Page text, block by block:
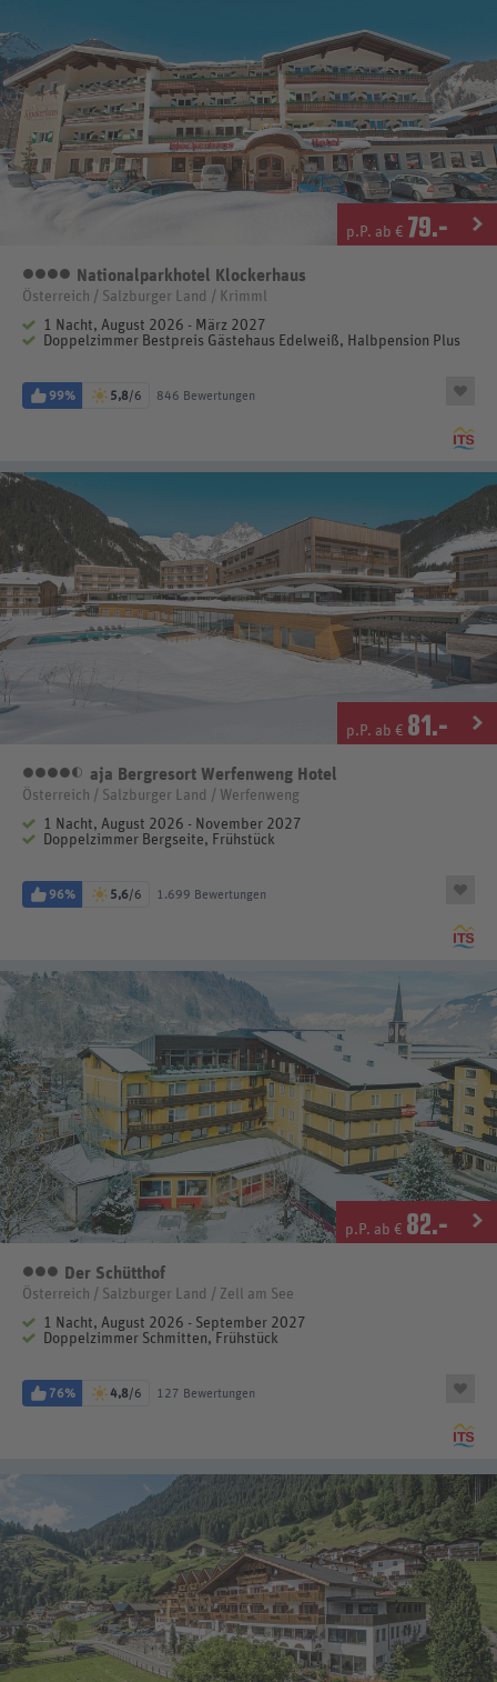
p.P. ab € 79.-
4 Sterne
Nationalparkhotel Klockerhaus
Österreich / Salzburger Land / Krimml
1 Nacht, August 2026 - März 2027
Doppelzimmer Bestpreis Gästehaus Edelweiß, Halbpension Plus
99% 5,8/6 846 Bewertungen
p.P. ab € 81.-
4,5 Sterne
aja Bergresort Werfenweng Hotel
Österreich / Salzburger Land / Werfenweng
1 Nacht, August 2026 - November 2027
Doppelzimmer Bergseite, Frühstück
96% 5,6/6 1.699 Bewertungen
p.P. ab € 82.-
3 Sterne
Der Schütthof
Österreich / Salzburger Land / Zell am See
1 Nacht, August 2026 - September 2027
Doppelzimmer Schmitten, Frühstück
76% 4,8/6 127 Bewertungen